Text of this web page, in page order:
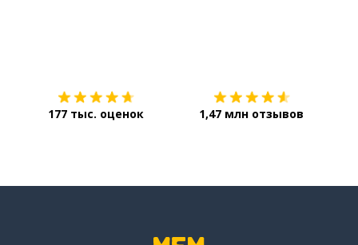
177 тыс. оценок 1,47 млн отзывов